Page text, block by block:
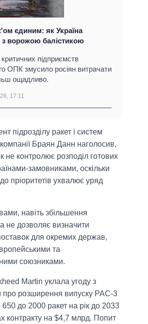
єдиним: як Україна
з ворожою балістикою
підприємств
ОПК змусило росіян витрачати
ощадливо.
17:11
підрозділу ракет і систем
Браян Данн наголосив,
не контролює розподіл готових
замовниками, оскільки
пріоритетів ухвалює уряд
навіть збільшення
не дозволяє визначити
для окремих держав,
та
союзниками.
Martin уклала угоду з
про розширення випуску PAC-3
650 до 2000 ракет на рік до 2033
контракту на $4,7 млрд. Попит